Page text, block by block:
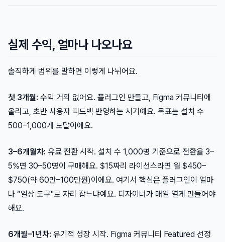
실제 수익, 얼마나 나오나요
솔직하게 범위를 말하면 이렇게 나뉘어요.
첫 3개월: 수익 거의 없어요. 플러그인 만들고, Figma 커뮤니티에
올리고, 초반 사용자 피드백 반영하는 시기예요. 목표는 설치 수
500–1,000개 도달이에요.
3–6개월차: 유료 전환 시작. 설치 수 1,000명 기준으로 전환율 3–
5%면 30–50명이 구매해요. $15짜리 라이선스라면 월 $450–
$750(약 60만–100만원)이에요. 여기서 핵심은 플러그인이 얼마
나 “일상 도구"로 자리 잡느냐예요. 디자이너가 매일 열게 만들어야
해요.
6개월–1년차: 유기적 성장 시작. Figma 커뮤니티 Featured 선정